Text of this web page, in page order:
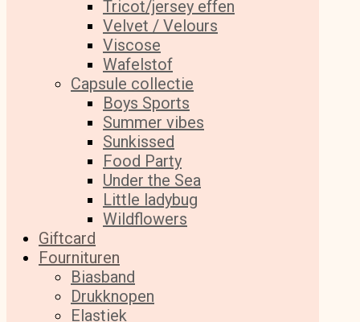
Tricot/jersey effen
Velvet / Velours
Viscose
Wafelstof
Capsule collectie
Boys Sports
Summer vibes
Sunkissed
Food Party
Under the Sea
Little ladybug
Wildflowers
Giftcard
Fournituren
Biasband
Drukknopen
Elastiek